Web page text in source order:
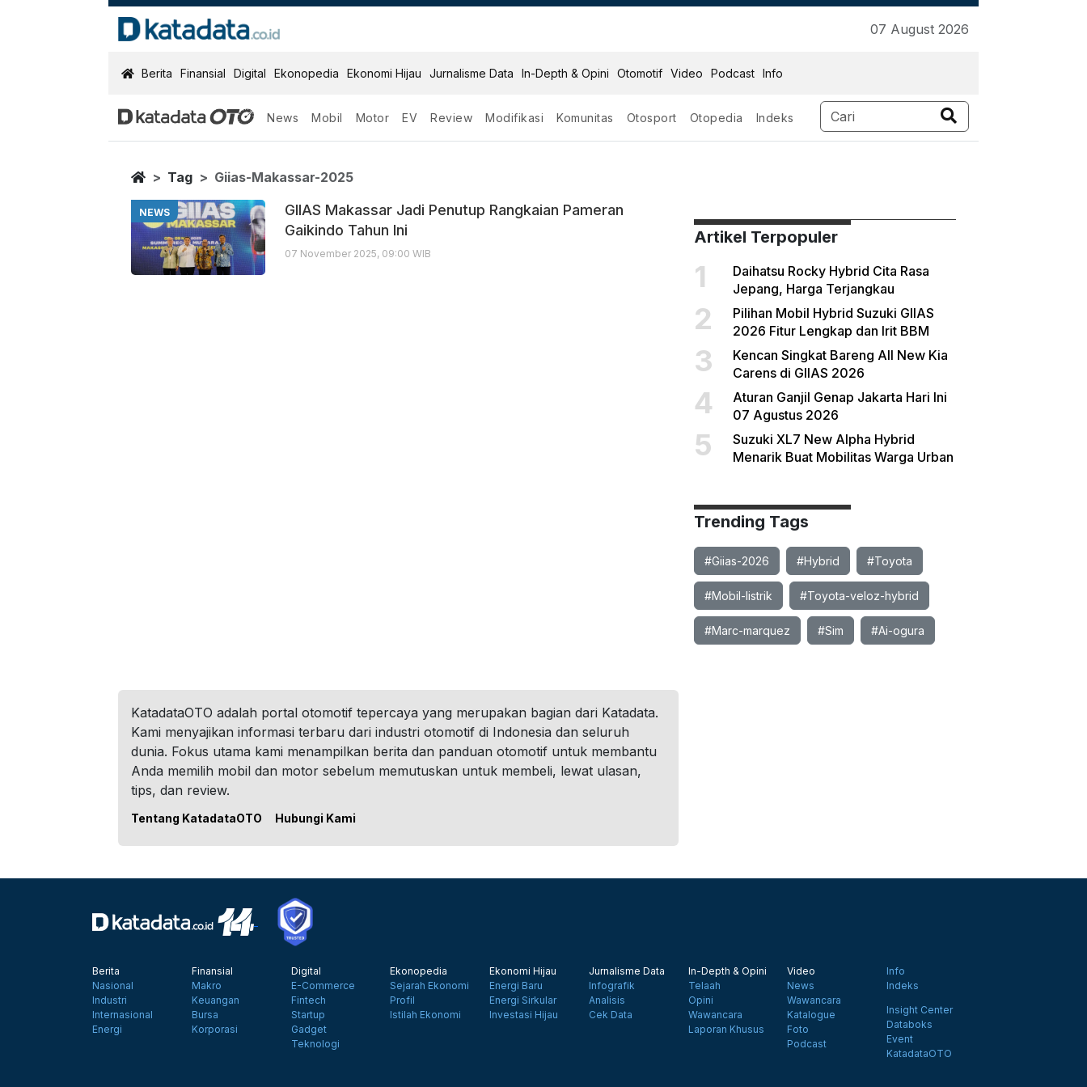
07 August 2026
KatadataOTO
Berita Finansial Digital Ekonopedia Ekonomi Hijau Jurnalisme Data In-Depth & Opini Otomotif Video Podcast Info
News Mobil Motor EV Review Modifikasi Komunitas Otosport Otopedia Indeks
Giias Makassar 2025
Berita Terbaru
Home
Tag Giias-Makassar-2025
NEWS
GIIAS Makassar Jadi Penutup Rangkaian Pameran
Gaikindo Tahun Ini
07 November 2025, 09:00 WIB
Artikel Terpopuler
1
Daihatsu Rocky Hybrid Cita Rasa
Jepang, Harga Terjangkau
2
Pilihan Mobil Hybrid Suzuki GIIAS
2026 Fitur Lengkap dan Irit BBM
3
Kencan Singkat Bareng All New Kia
Carens di GIIAS 2026
4
Aturan Ganjil Genap Jakarta Hari Ini
07 Agustus 2026
5
Suzuki XL7 New Alpha Hybrid
Menarik Buat Mobilitas Warga Urban
Trending Tags
#Giias-2026 #Hybrid #Toyota
#Mobil-listrik #Toyota-veloz-hybrid
#Marc-marquez #Sim #Ai-ogura
KatadataOTO adalah portal otomotif tepercaya yang merupakan bagian dari Katadata.
Kami menyajikan informasi terbaru dari industri otomotif di Indonesia dan seluruh
dunia. Fokus utama kami menampilkan berita dan panduan otomotif untuk membantu
Anda memilih mobil dan motor sebelum memutuskan untuk membeli, lewat ulasan,
tips, dan review.
Tentang KatadataOTO Hubungi Kami
Berita
Nasional
Industri
Internasional
Energi
Finansial
Makro
Keuangan
Bursa
Korporasi
Digital
E-Commerce
Fintech
Startup
Gadget
Teknologi
Ekonopedia
Sejarah Ekonomi
Profil
Istilah Ekonomi
Ekonomi Hijau
Energi Baru
Energi Sirkular
Investasi Hijau
Jurnalisme Data
Infografik
Analisis
Cek Data
In-Depth & Opini
Telaah
Opini
Wawancara
Laporan Khusus
Video
News
Wawancara
Katalogue
Foto
Podcast
Info
Indeks
Insight Center
Databoks
Event
KatadataOTO